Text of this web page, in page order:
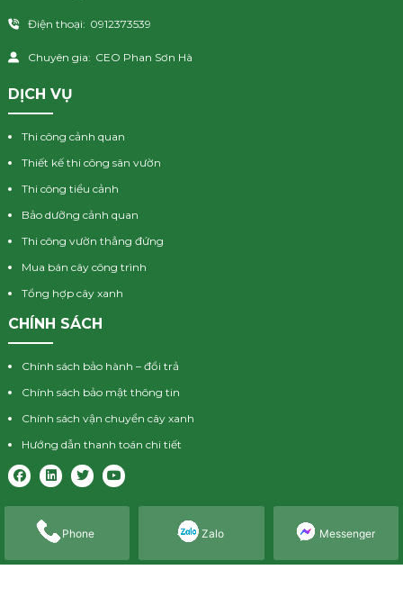
Phone Zalo Messenger
Điện thoại: 0912373539
Chuyên gia: CEO Phan Sơn Hà
DỊCH VỤ
Thi công cảnh quan
Thiết kế thi công sân vườn
Thi công tiểu cảnh
Bảo dưỡng cảnh quan
Thi công vườn thẳng đứng
Mua bán cây công trình
Tổng hợp cây xanh
CHÍNH SÁCH
Chính sách bảo hành – đổi trả
Chính sách bảo mật thông tin
Chính sách vận chuyển cây xanh
Hướng dẫn thanh toán chi tiết